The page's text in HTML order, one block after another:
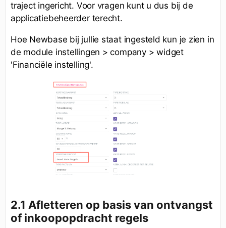
traject ingericht. Voor vragen kunt u dus bij de
applicatiebeheerder terecht.
Hoe Newbase bij jullie staat ingesteld kun je zien in
de module instellingen > company > widget
'Financiële instelling'.
2.1 Afletteren op basis van ontvangst
of inkoopopdracht regels